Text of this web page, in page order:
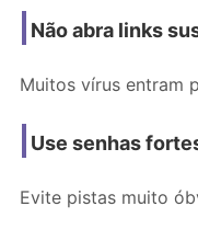
Não abra links
Muitos vírus entram
Use senhas
Evite pistas muito